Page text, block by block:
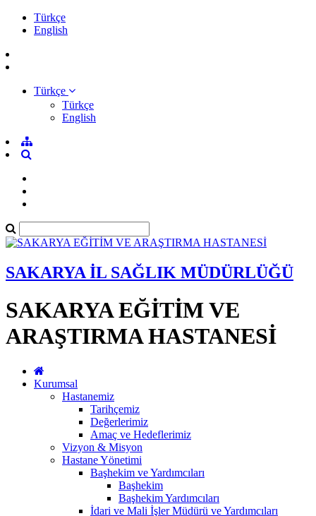
Türkçe
English
Türkçe
Türkçe
English
SAKARYA İL SAĞLIK MÜDÜRLÜĞÜ
SAKARYA EĞİTİM VE
ARAŞTIRMA HASTANESİ
Kurumsal
Hastanemiz
Tarihçemiz
Değerlerimiz
Amaç ve Hedeflerimiz
Vizyon & Misyon
Hastane Yönetimi
Başhekim ve Yardımcıları
Başhekim
Başhekim Yardımcıları
İdari ve Mali İşler Müdürü ve Yardımcıları